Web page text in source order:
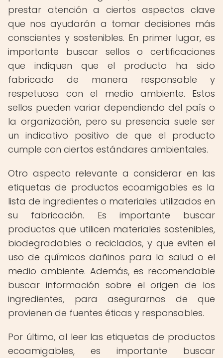
prestar atención a ciertos aspectos clave
que nos ayudarán a tomar decisiones más
conscientes y sostenibles. En primer lugar, es
importante buscar sellos o certificaciones
que indiquen que el producto ha sido
fabricado de manera responsable y
respetuosa con el medio ambiente. Estos
sellos pueden variar dependiendo del país o
la organización, pero su presencia suele ser
un indicativo positivo de que el producto
cumple con ciertos estándares ambientales.
Otro aspecto relevante a considerar en las
etiquetas de productos ecoamigables es la
lista de ingredientes o materiales utilizados en
su fabricación. Es importante buscar
productos que utilicen materiales sostenibles,
biodegradables o reciclados, y que eviten el
uso de químicos dañinos para la salud o el
medio ambiente. Además, es recomendable
buscar información sobre el origen de los
ingredientes, para asegurarnos de que
provienen de fuentes éticas y responsables.
Por último, al leer las etiquetas de productos
ecoamigables, es importante buscar